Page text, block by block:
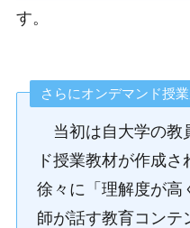
す。
さらにオンデマンド授
当初は自大学の教
ド授業教材が作成
徐々に「理解度が高
師が話す教育コンテ